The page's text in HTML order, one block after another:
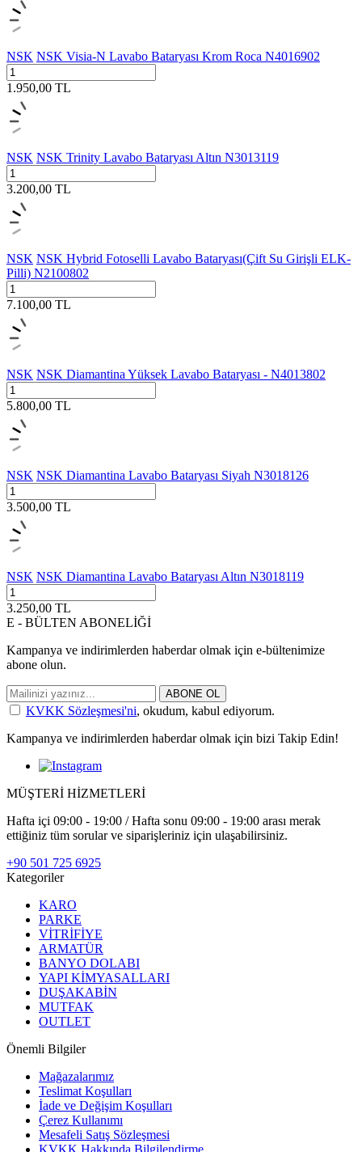
NSK NSK Visia-N Lavabo Bataryası Krom Roca N4016902
1.950,00 TL
NSK NSK Trinity Lavabo Bataryası Altın N3013119
3.200,00 TL
NSK NSK Hybrid Fotoselli Lavabo Bataryası(Çift Su Girişli ELK-
Pilli) N2100802
7.100,00 TL
NSK NSK Diamantina Yüksek Lavabo Bataryası - N4013802
5.800,00 TL
NSK NSK Diamantina Lavabo Bataryası Siyah N3018126
3.500,00 TL
NSK NSK Diamantina Lavabo Bataryası Altın N3018119
3.250,00 TL
E - BÜLTEN ABONELİĞİ
Kampanya ve indirimlerden haberdar olmak için e-bültenimize
abone olun.
ABONE OL
KVKK Sözleşmesi'ni, okudum, kabul ediyorum.
Kampanya ve indirimlerden haberdar olmak için bizi Takip Edin!
MÜŞTERİ HİZMETLERİ
Hafta içi 09:00 - 19:00 / Hafta sonu 09:00 - 19:00 arası merak
ettiğiniz tüm sorular ve siparişleriniz için ulaşabilirsiniz.
+90 501 725 6925
Kategoriler
KARO
PARKE
VİTRİFİYE
ARMATÜR
BANYO DOLABI
YAPI KİMYASALLARI
DUŞAKABİN
MUTFAK
OUTLET
Önemli Bilgiler
Mağazalarımız
Teslimat Koşulları
İade ve Değişim Koşulları
Çerez Kullanımı
Mesafeli Satış Sözleşmesi